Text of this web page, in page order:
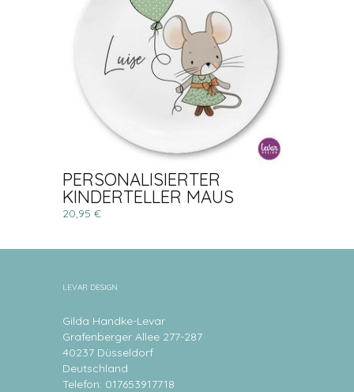
PERSONALISIERTER
KINDERTELLER MAUS
20,95 €
LEVAR DESIGN
Gilda Handke-Levar
Grafenberger Allee 277-287
40237 Düsseldorf
Deutschland
Telefon: 017653917718